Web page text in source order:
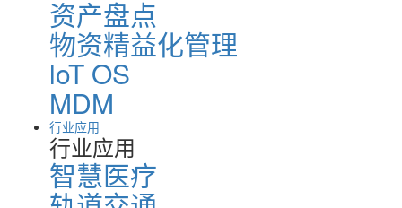
资产盘点
物资精益化管理
loT OS
MDM
行业应用
行业应用
智慧医疗